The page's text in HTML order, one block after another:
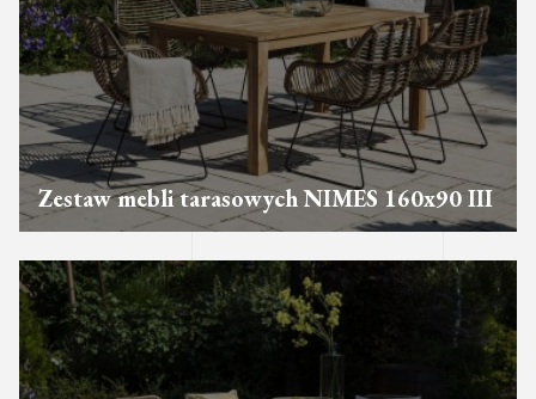
Zestaw mebli tarasowych NIMES 160x90 III